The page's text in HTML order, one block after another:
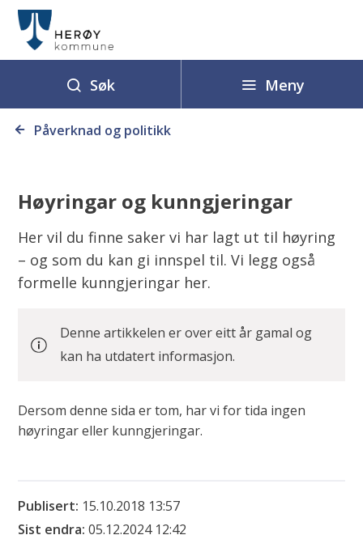
e
r
ø
y
k
m
n
e
Søk Meny
Du Påverknad og politikk
Høyringar og kunngjeringar
Her vil du finne saker vi har lagt ut til høyring
– og som du kan gi innspel til. Vi legg også
formelle kunngjeringar her.
Denne artikkelen er over eitt år gamal og
kan ha utdatert informasjon.
Dersom denne sida er tom, har vi for tida ingen
høyringar eller kunngjeringar.
Publisert 15.10.2018 13:57
Sist endra 05.12.2024 12:42